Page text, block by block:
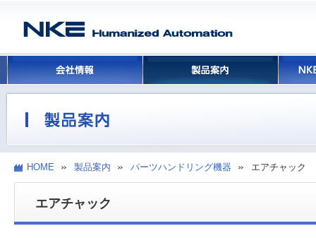
HOME 製品案内 パーツハンドリング機器 エアチャック
エアチャック